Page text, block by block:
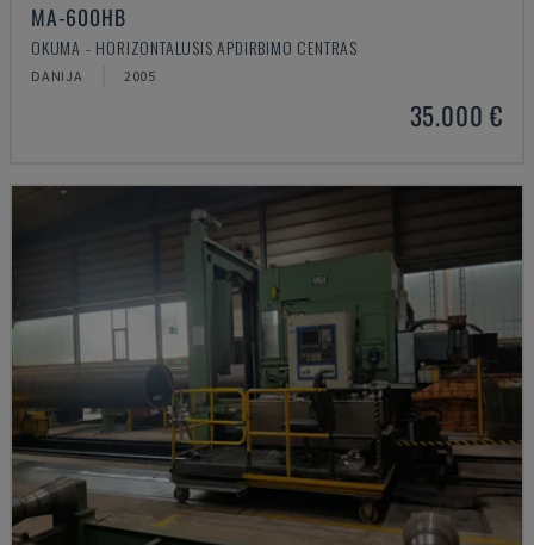
MA-600HB
OKUMA - HORIZONTALUSIS APDIRBIMO CENTRAS
DANIJA 2005
35.000 €